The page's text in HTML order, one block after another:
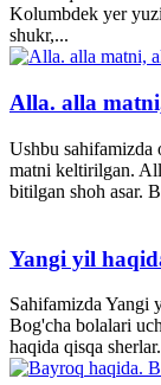
Kolumbdek yer
shukr,...
Alla. alla
Ushbu sahifamizda
matni keltirilgan.
bitilgan shoh asar.
Yangi yil
Sahifamizda Yangi
Bog'cha bolalari
haqida qisqa